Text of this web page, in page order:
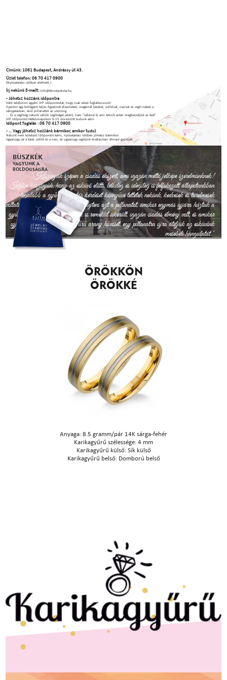
Címünk: 1061 Budapest, Andrássy út 43.
Üzlet telefon: 06 70 417 0900
(Nyitvatartási időben elérhető.)
Írj nekünk E-mailt:info@ekszerpalota.hu
- Jöhetsz hozzánk időpontra
Kérd telefonon egyéni VIP időpontodat, hogy csak veled foglalkozzunk!
Ilyenkor egy kollégánk teljes figyelmét élvezheted, megkínál kávéval, üdítőval, nasival és segít neked a
válogatásban, első pillanattól az utolsóig.
... És a segítség nálunk valódi segítséget jelent, nem "válaszd ki ami tetszik aztán megbeszéljük az árat"
VIP időpontot Hétköznapokon 9-15 óra között tudunk adni.
Időpont foglalás : 06 70 417 0900
- ... Vagy jöhetsz hozzánk bármikor, amikor tudsz
Nálunk nem kötelező időpontot kérni, nyitvatartási időben jöhetsz bármikor.
Ugyanúgy jár a kávé, üdítő és a nasi, és ugyanúgy segítünk kiválasztani álmaid gyűrűjét.
BÜSZKÉK
VAGYUNK A
BOLDOGSÁGRA.
"Köszönjük szépen a csodás ékszert, ami igazán méltó jelképe szerelmünknek!
Külön köszönjük, hogy az esküvő előtti, lelkileg és idegileg is felfokozott állapotunkban
legalább a gyűrűválasztás kérdését könnyűvé tettétek nekünk, kedvesek és türelmesek
voltatok velünk. Sosem fogjuk elfelejteni azt a pillanatot, amikor egymás ujjára húztuk a
gyűrűket. Az esküvő és a lagzi is remekül sikerült, igazán csodás élmény volt, és amikor
ujjunkkal végigsimítjuk a gyűrű arany hűvösét, egy pillanatra újra átéljük az esküvőnk
mesebeli hangulatát."
ÖRÖKKÖN
ÖRÖKKÉ
Anyaga: 8.5 gramm/pár 14K sárga-fehér
Karikagyűrű szélessége: 4 mm
Karikagyűrű külső: Sík külső
Karikagyűrű belső: Domború belső